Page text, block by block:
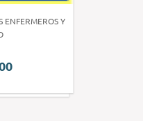
ENFERMEROS Y